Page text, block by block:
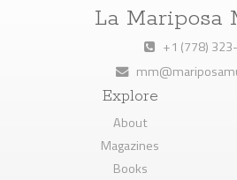
La Mariposa
+1 (778)
Explore
About
Magazines
Books